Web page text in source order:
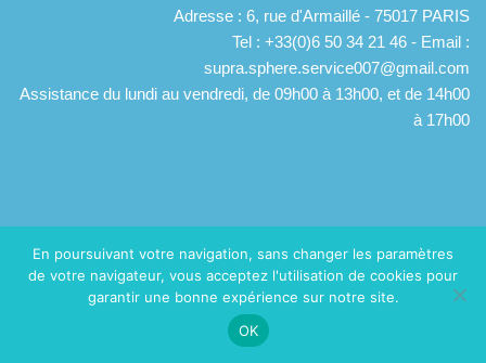
Adresse : 6, rue d'Armaillé - 75017 PARIS
Tel : +33(0)6 50 34 21 46 - Email :
supra.sphere.service007@gmail.com
Assistance du lundi au vendredi, de 09h00 à 13h00, et de 14h00
à 17h00
Assistance de 09h00 à 13h00 et de 14h00 à 17h00, du lundi au
vendredi
© 2021 RESTORIS
En poursuivant votre navigation, sans changer les paramètres
de votre navigateur, vous acceptez l'utilisation de cookies pour
garantir une bonne expérience sur notre site.
OK